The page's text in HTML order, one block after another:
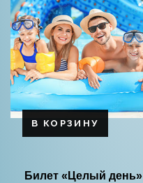
В КОРЗИНУ
Билет «Целый день»